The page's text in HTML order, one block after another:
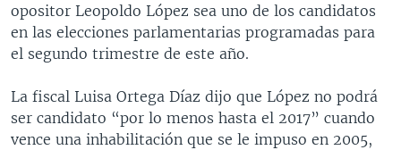
DEPORTIVO INTERNACIONAL
NOTA ECONÓMICA
Idiomas
opositor Leopoldo López sea uno de los candidatos
en las elecciones parlamentarias programadas para
el segundo trimestre de este año.
La fiscal Luisa Ortega Díaz dijo que López no podrá
ser candidato “por lo menos hasta el 2017” cuando
vence una inhabilitación que se le impuso en 2005,